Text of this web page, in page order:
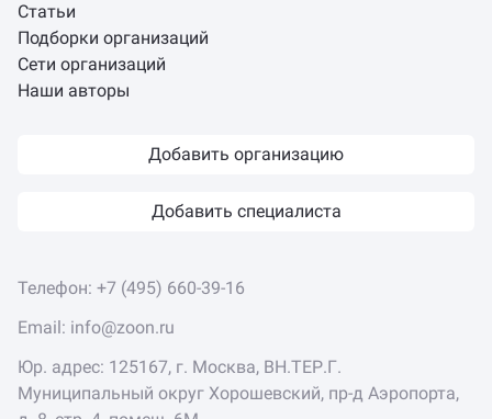
Статьи
Подборки организаций
Сети организаций
Наши авторы
Добавить организацию
Добавить специалиста
Телефон: +7 (495) 660-39-16
Email: info@zoon.ru
Юр. адрес: 125167, г. Москва, ВН.ТЕР.Г.
Муниципальный округ Хорошевский, пр-д Аэропорта,